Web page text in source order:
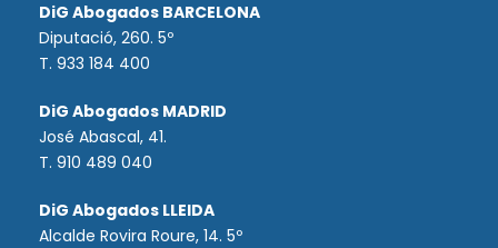
DiG Abogados BARCELONA
Diputació, 260. 5º
T. 933 184 400
DiG Abogados MADRID
José Abascal, 41.
T. 910 489 040
DiG Abogados LLEIDA
Alcalde Rovira Roure, 14. 5º